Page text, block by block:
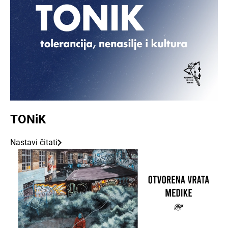
TONiK
Nastavi čitati